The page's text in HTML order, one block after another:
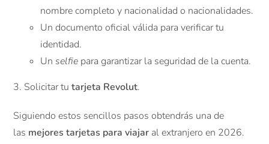
nombre completo y nacionalidad o nacionalidades.
Un documento oficial válida para verificar tu
identidad.
Un selfie para garantizar la seguridad de la cuenta.
3. Solicitar tutarjeta Revolut.
Siguiendo estos sencillos pasos obtendrás una de
las mejores tarjetas para viajar al extranjero en 2026.